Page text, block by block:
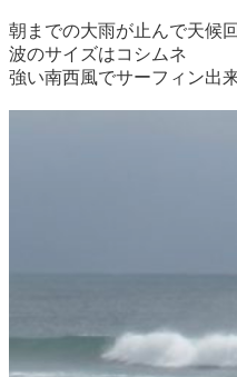
朝までの大雨が止んで天候
波のサイズはコシムネ
強い南西風でサーフィン出